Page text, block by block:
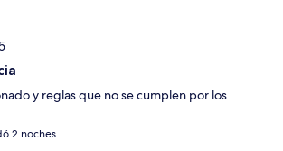
y reglas que no se cumplen por los
2 noches